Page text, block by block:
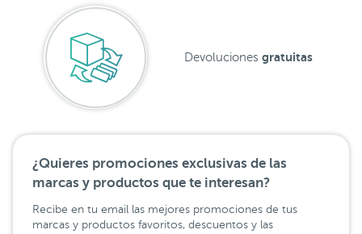
Devoluciones gratuitas
¿Quieres promociones exclusivas de las
marcas y productos que te interesan?
Recibe en tu email las mejores promociones de tus
marcas y productos favoritos, descuentos y las